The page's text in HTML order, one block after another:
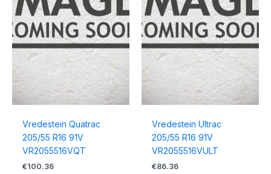
Vredestein Quatrac
205/55 R16 91V
VR2055516VQT
€100.36
Vredestein Ultrac
205/55 R16 91V
VR2055516VULT
€86.36